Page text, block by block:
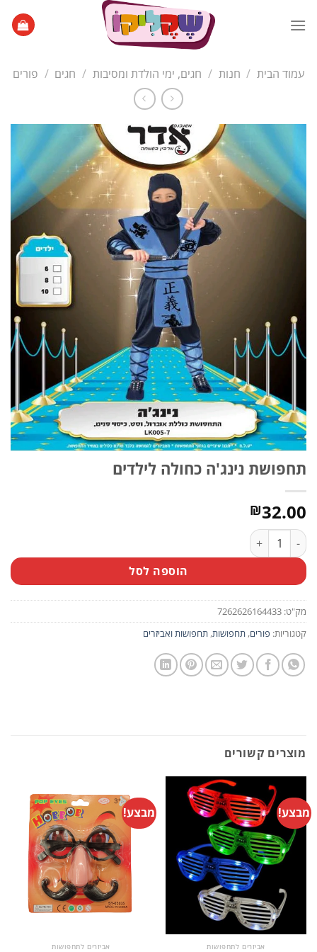
עמוד הבית / חנות / חגים, ימי הולדת ומסיבות / חגים / פורים
תחפושת נינג'ה כחולה לילדים
₪32.00
כמות של תחפושת נינג'ה כחולה לילדים
הוספה לסל
מק"ט: 7262626164433
קטגוריות: פורים, תחפושות, תחפושות ואביזרים
מוצרים קשורים
מבצע!
אביזרים לתחפושות
מבצע!
אביזרים לתחפושות